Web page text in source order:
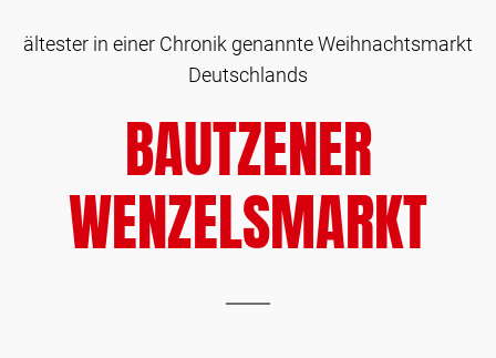
ältester in einer Chronik genannte Weihnachtsmarkt
Deutschlands
BAUTZENER
WENZELSMARKT